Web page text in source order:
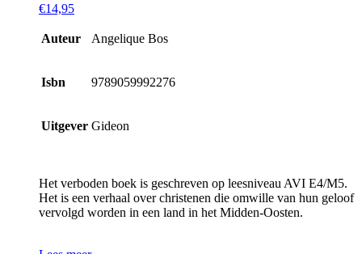
€14,95
Auteur Angelique Bos
Isbn 9789059992276
Uitgever Gideon
Het verboden boek is geschreven op leesniveau AVI E4/M5.
Het is een verhaal over christenen die omwille van hun geloof
vervolgd worden in een land in het Midden-Oosten.